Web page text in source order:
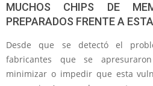
MUCHOS CHIPS DE
PREPARADOS FRENTE A
Desde que se detectó el
fabricantes que se
minimizar o impedir que esta